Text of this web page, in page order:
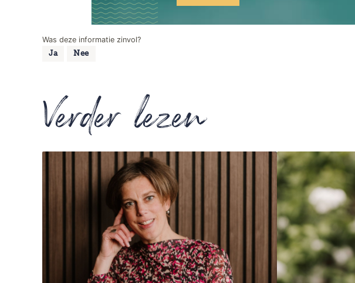
Was deze informatie zinvol?
Ja Nee
Verder lezen